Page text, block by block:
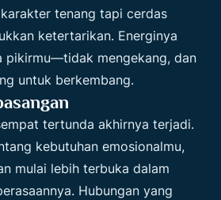
tenang tapi cerdas
ketertarikan. Energinya
pikirmu—tidak mengekang, dan
untuk berkembang.
tertunda akhirnya terjadi.
kebutuhan emosionalmu,
mulai lebih terbuka dalam
Hubungan yang